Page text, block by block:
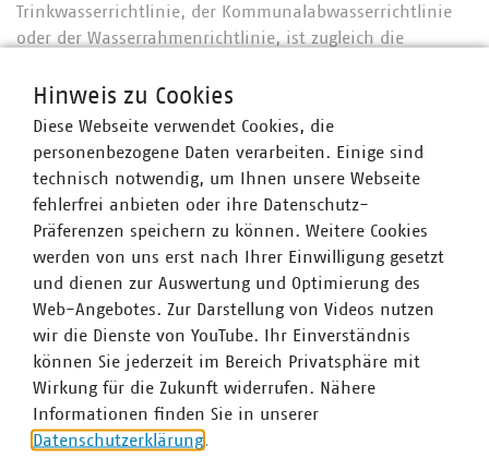
Trinkwasserrichtlinie, der Kommunalabwasserrichtlinie
oder der Wasserrahmenrichtlinie, ist zugleich die
der Nitratrichtlinie, vorgesehen. Zudem soll das Thema
Wasserresilienz horizontal in weiteren Vorhaben der EU-
Kommission und damit anderen Politikbereichen
berücksichtigt werden, wie beispielsweise der Vision für
Landwirtschaft und Ernährung.
Der VKU bringt sich in die Debatten um die
Wasserresilienzstrategie und damit verbundener
Initiativen ein. Neben der öffentlichen Konsultation der
EU-Kommission hat der VKU auch an einem Stakeholder-
Workshop der Kommission zu dem Thema teilgenommen.
Ebenfalls unter den Abgeordneten des EU-Parlaments
wirbt der VKU für die Berücksichtigung der Interessen
kommunaler Unternehmen, insbesondere für die
Wahrung nationaler und lokaler Gestaltungsspielräume.
Hinweis zu Cookies
Diese Webseite verwendet Cookies, die
personenbezogene Daten verarbeiten. Einige sind
technisch notwendig, um Ihnen unsere Webseite
fehlerfrei anbieten oder ihre Datenschutz-
Präferenzen speichern zu können. Weitere Cookies
werden von uns erst nach Ihrer Einwilligung gesetzt
und dienen zur Auswertung und Optimierung des
Web-Angebotes. Zur Darstellung von Videos nutzen
wir die Dienste von YouTube. Ihr Einverständnis
können Sie jederzeit im Bereich Privatsphäre mit
Wirkung für die Zukunft widerrufen. Nähere
Informationen finden Sie in unserer
Datenschutzerklärung.